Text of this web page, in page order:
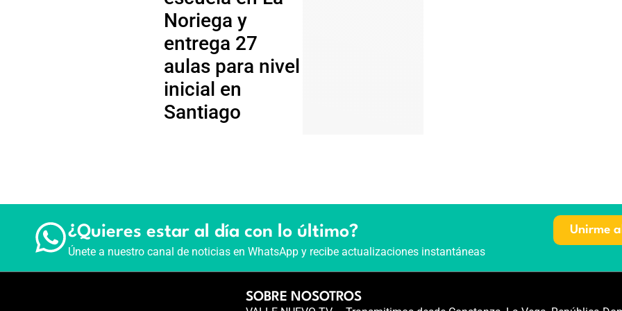
Noriega y
entrega 27
aulas para nivel
inicial en
Santiago
¿Quieres estar al día con lo último?
Únete a nuestro canal de noticias en WhatsApp y recibe actualizaciones instantáneas
Unirme
SOBRE NOSOTROS